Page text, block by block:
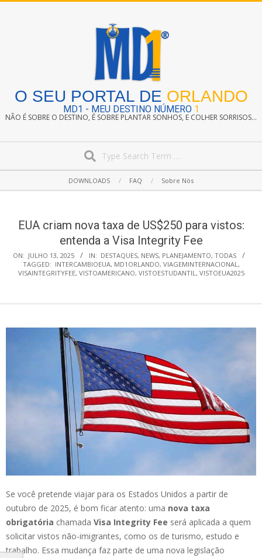
O SEU PORTAL DE ORLANDO
MD1 - MEU DESTINO NÚMERO 1
NÃO É SOBRE O DESTINO, É SOBRE PLANTAR SONHOS, E COLHER SORRISOS...
Navigation
DOWNLOADS FAQ Sobre Nós
EUA criam nova taxa de US$250 para vistos:
entenda a Visa Integrity Fee
ON: JULHO 13, 2025 IN: DESTAQUES, NEWS, PLANEJAMENTO, TODAS
TAGGED: INTERCAMBIOEUA, MD1ORLANDO, VIAGEMINTERNACIONAL,
VISAINTEGRITYFEE, VISTOAMERICANO, VISTOESTUDANTIL, VISTOEUA2025
Se você pretende viajar para os Estados Unidos a partir de
outubro de 2025, é bom ficar atento: uma nova taxa
obrigatória chamada Visa Integrity Fee será aplicada a quem
solicitar vistos não-imigrantes, como os de turismo, estudo e
trabalho. Essa mudança faz parte de uma nova legislação